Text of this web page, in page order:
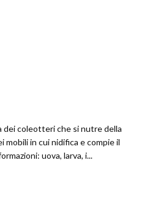
dei coleotteri che si nutre della
in cui nidifica e compie il
uova, larva, i...